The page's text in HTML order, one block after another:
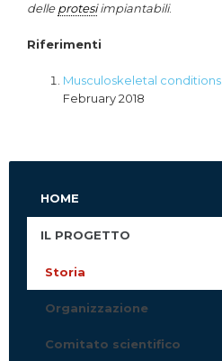
delleprotesiimpiantabili.
Riferimenti
Musculoskeletal conditions
February 2018
HOME
IL PROGETTO
Storia
Organizzazione
Comitato scientifico